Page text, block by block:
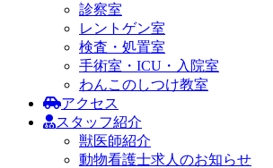
診察室
レントゲン室
検査・処置室
手術室・ICU・入院室
わんこのしつけ教室
アクセス
スタッフ紹介
獣医師紹介
動物看護士求人のお知らせ